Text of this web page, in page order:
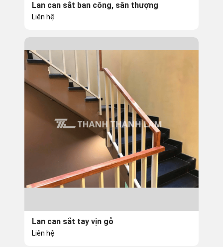
Lan can sắt ban công, sân thượng
Liên hệ
Lan can sắt tay vịn gỗ
Liên hệ